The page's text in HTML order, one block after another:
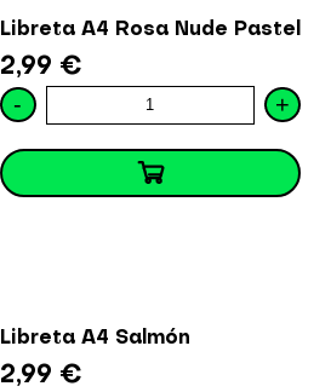
Libreta A4 Rosa Nude Pastel
2,99 €
- +
Libreta A4 Salmón
2,99 €